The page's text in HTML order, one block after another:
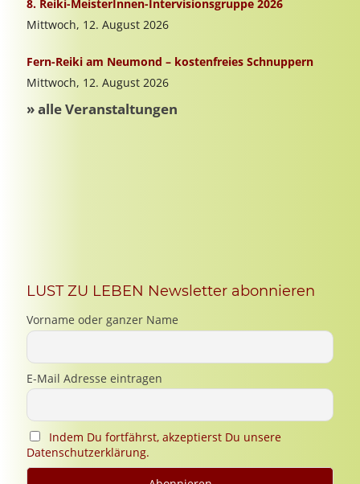
LUST ZU LEBEN Newsletter abonnieren
Vorname oder ganzer Name
E-Mail Adresse eintragen
Indem Du fortfährst, akzeptierst Du unsere
Datenschutzerklärung.